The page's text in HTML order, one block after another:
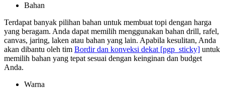
Bahan
Terdapat banyak pilihan bahan untuk membuat topi dengan harga
yang beragam. Anda dapat memilih menggunakan bahan drill, rafel,
canvas, jaring, laken atau bahan yang lain. Apabila kesulitan, Anda
akan dibantu oleh tim Bordir dan konveksi dekat [pgp_sticky] untuk
memilih bahan yang tepat sesuai dengan keinginan dan budget
Anda.
Warna